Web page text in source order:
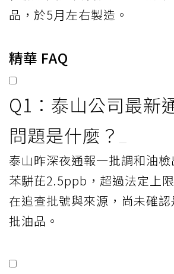
品，於5月左右製造。
精華 FAQ
Q1：泰山公司最新
問題是什麼？
泰山昨深夜通報一批調和油
苯駢芘2.5ppb，超過法定上
在追查批號與來源，尚未確
批油品。